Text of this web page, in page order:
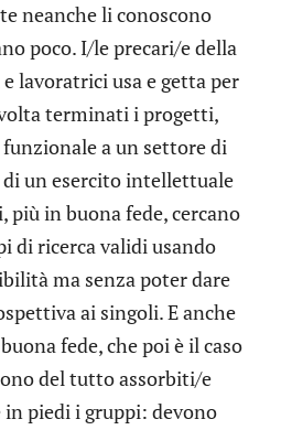
neanche li conoscono
poco. I/le precari/e della
lavoratrici usa e getta per
terminati i progetti,
a un settore di
un esercito intellettuale
in buona fede, cercano
di ricerca validi usando
ma senza poter dare
ai singoli. E anche
fede, che poi è il caso
del tutto assorbiti/e
piedi i gruppi: devono